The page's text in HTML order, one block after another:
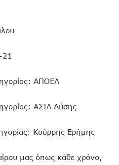
ΑΠΟΕΛ
ΑΣΙΛ Λύσης
Κούρρης Ερήμης
μας όπως κάθε χρόνο,